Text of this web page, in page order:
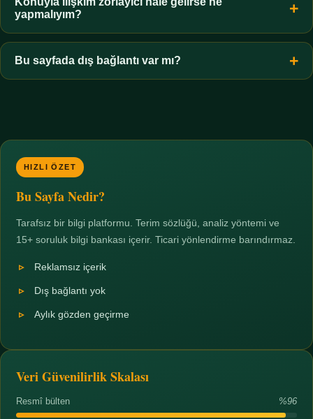
zorunluluktur.
yapmalıyım?
Zaman sınırı koyun, harcadığınız süreyi ölçün ve gerekirse
profesyonel destek alın. Türkiye'de ücretsiz danışma hatları
mevcuttur; yardım istemek güçlü bir adımdır.
Bu sayfada dış bağlantı var mı?
HIZLI ÖZET
Bu Sayfa Nedir?
Tarafsız bir bilgi platformu. Terim sözlüğü, analiz yöntemi ve
15+ soruluk bilgi bankası içerir. Ticari yönlendirme barındırmaz.
Reklamsız içerik
Dış bağlantı yok
Aylık gözden geçirme
Veri Güvenilirlik Skalası
Resmî bülten %96